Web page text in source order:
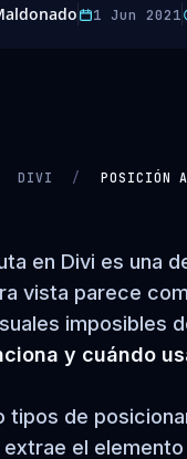
1 Jun 2021
DIVI / POSICIÓN
en Divi es una
vista parece
imposibles
y cuándo
tipos de
el